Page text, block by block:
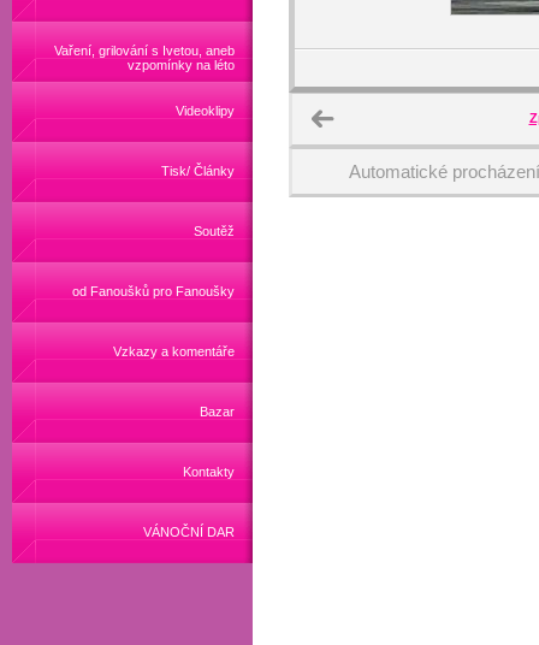
Vaření, grilování s Ivetou, aneb
vzpomínky na léto
Videoklipy
Tisk/ Články
Soutěž
od Fanoušků pro Fanoušky
Vzkazy a komentáře
Bazar
Kontakty
VÁNOČNÍ DAR
Automatické